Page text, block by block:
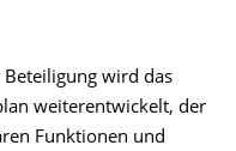
Beteiligung wird das
weiterentwickelt, der
Funktionen und